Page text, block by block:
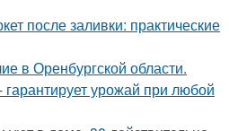
после заливки: практические
в Оренбургской области.
урожай при любой